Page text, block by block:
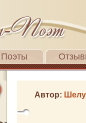
Поэты
Автор: